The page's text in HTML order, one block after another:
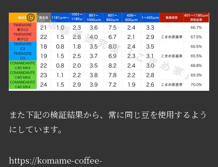
また下記の検証結果から、常に同じ豆を使用するよう
にしています。
https://komame-coffee-